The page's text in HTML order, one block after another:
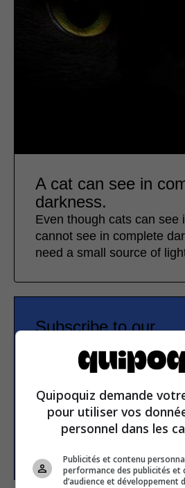
A cat can see in
darkness.
Even though cats can see
cannot see in complete
need a small source of
Subscribe to our
Email address
Quipoquiz demande
pour utiliser vos
personnel dans les
Publicités et contenu
performance des publicités et
d’audience et développement